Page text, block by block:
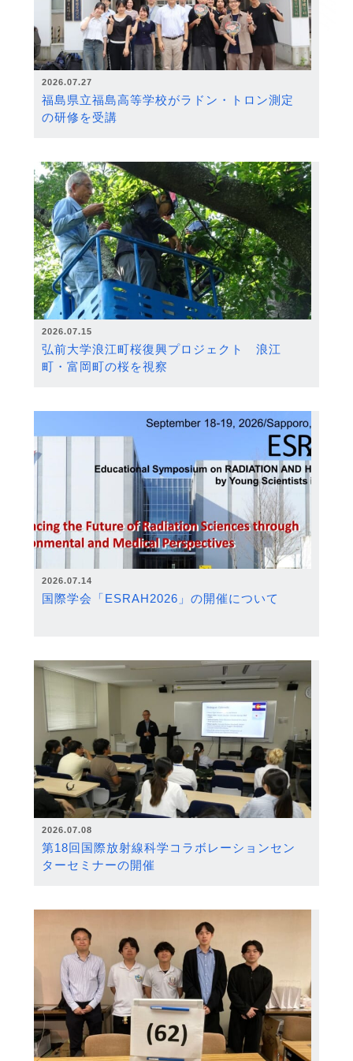
2026.07.27
福島県立福島高等学校がラドン・トロン測定
の研修を受講
2026.07.15
弘前大学浪江町桜復興プロジェクト 浪江
町・富岡町の桜を視察
2026.07.14
国際学会「ESRAH2026」の開催について
2026.07.08
第18回国際放射線科学コラボレーションセン
ターセミナーの開催